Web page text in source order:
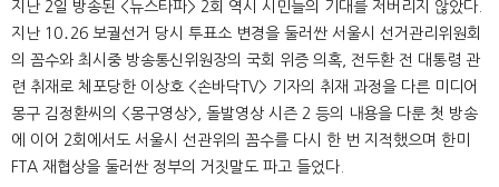
지난 2일 방송된 <뉴스타파> 2회 역시 시민들의 기대를 저버리지 않았다.
지난 10․26 보궐선거 당시 투표소 변경을 둘러싼 서울시 선거관리위원회
의 꼼수와 최시중 방송통신위원장의 국회 위증 의혹, 전두환 전 대통령 관
련 취재로 체포당한 이상호 <손바닥TV> 기자의 취재 과정을 다른 미디어
몽구 김정환씨의 <몽구영상>, 돌발영상 시즌 2 등의 내용을 다룬 첫 방송
에 이어 2회에서도 서울시 선관위의 꼼수를 다시 한 번 지적했으며 한미
FTA 재협상을 둘러싼 정부의 거짓말도 파고 들었다.